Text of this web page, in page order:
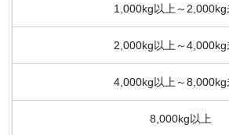
1,000kg以上～2,000kg
2,000kg以上～4,000kg
4,000kg以上～8,000kg
8,000kg以上